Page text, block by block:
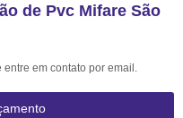
de Pvc Mifare São
entre em contato por email.